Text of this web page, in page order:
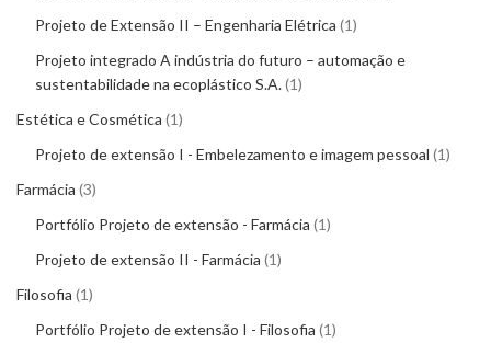
Projeto de Extensão II – Engenharia Elétrica 1
Projeto integrado A indústria do futuro – automação e
sustentabilidade na ecoplástico S.A. 1
Estética e Cosmética 1
Projeto de extensão I - Embelezamento e imagem pessoal 1
Farmácia 3
Portfólio Projeto de extensão - Farmácia 1
Projeto de extensão II - Farmácia 1
Filosofia 1
Portfólio Projeto de extensão I - Filosofia 1